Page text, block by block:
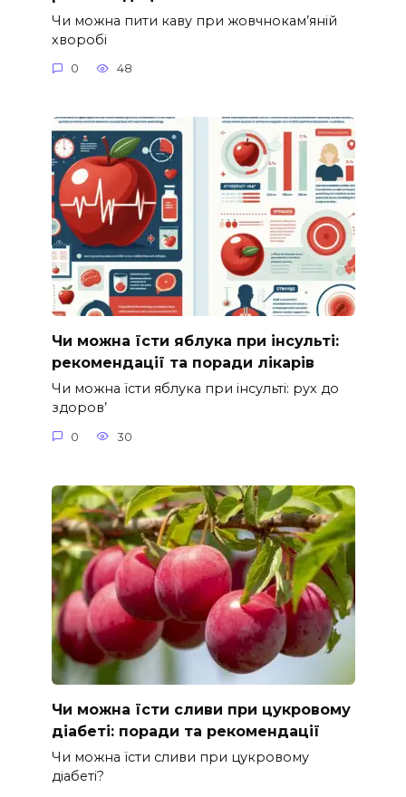
Чи можна пити каву при жовчнокам’яній
хворобі
0 48
Чи можна їсти яблука при інсульті:
рекомендації та поради лікарів
Чи можна їсти яблука при інсульті: рух до
здоров’
0 30
Чи можна їсти сливи при цукровому
діабеті: поради та рекомендації
Чи можна їсти сливи при цукровому
діабеті?